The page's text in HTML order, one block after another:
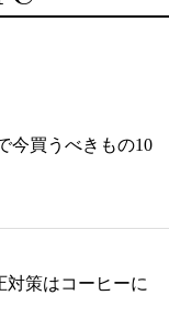
今買うべきもの10
対策はコーヒーに